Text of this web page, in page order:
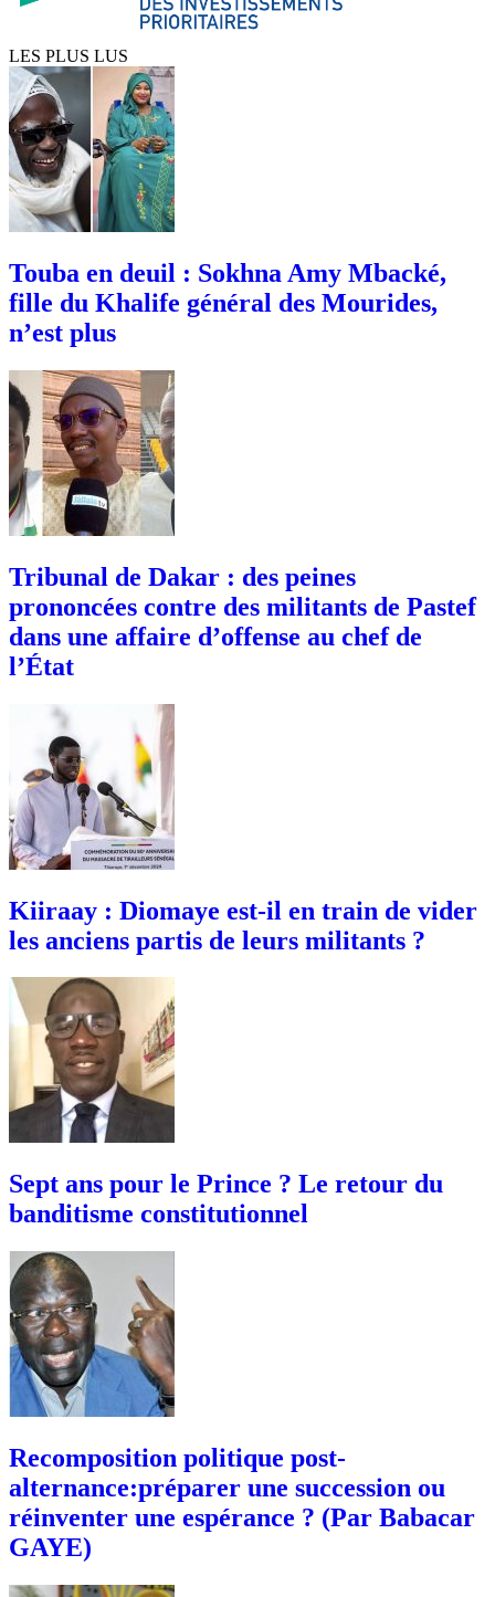
LES PLUS LUS
Touba en deuil : Sokhna Amy Mbacké,
fille du Khalife général des Mourides,
n’est plus
Tribunal de Dakar : des peines
prononcées contre des militants de Pastef
dans une affaire d’offense au chef de
l’État
Kiiraay : Diomaye est-il en train de vider
les anciens partis de leurs militants ?
Sept ans pour le Prince ? Le retour du
banditisme constitutionnel
Recomposition politique post-
alternance:préparer une succession ou
réinventer une espérance ? (Par Babacar
GAYE)